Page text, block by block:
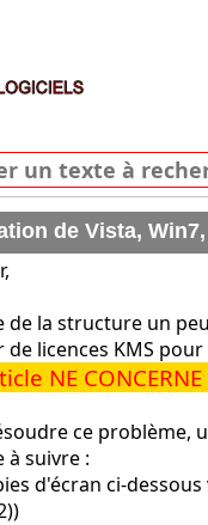
de Vista,
de la structure un
de licences KMS
NE
ce problème,
à suivre :
d'écran ci-